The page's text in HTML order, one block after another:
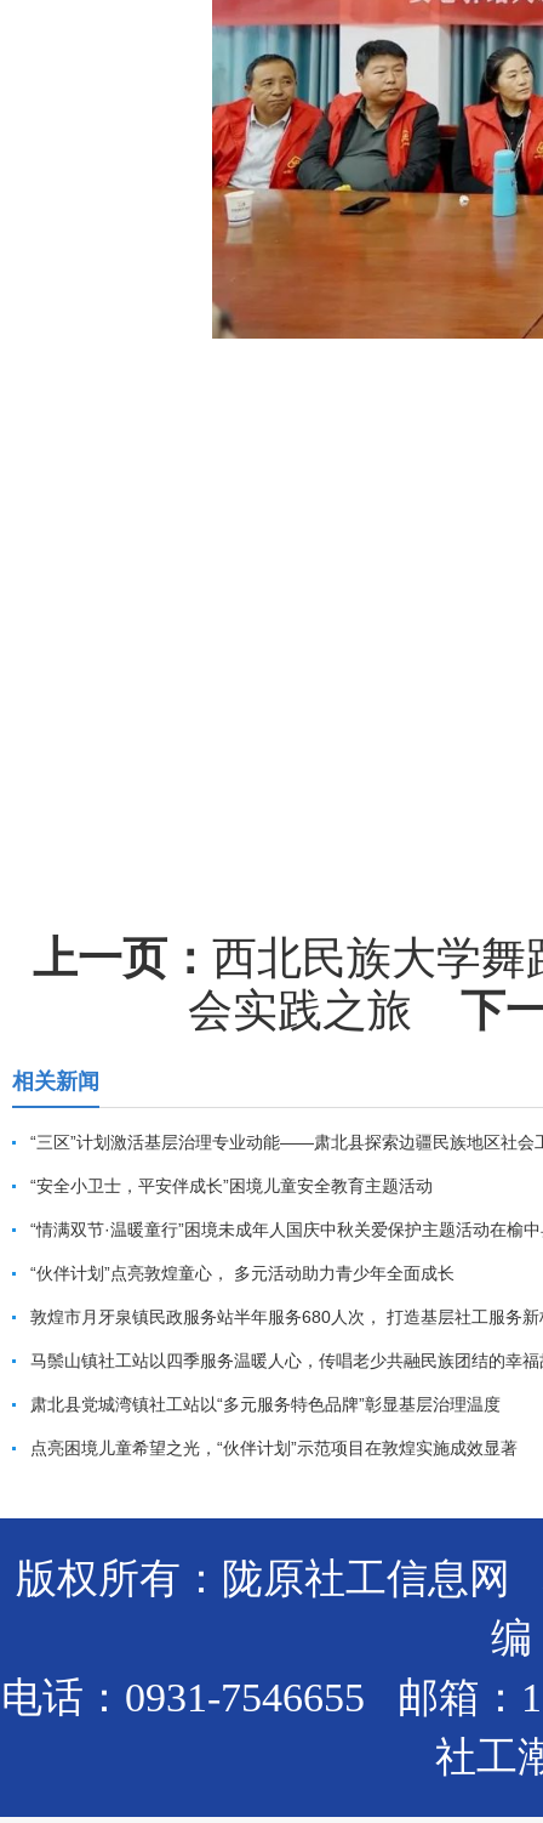
上一页： 西北民族大学舞
会实践之旅
下
相关新闻
“三区”计划激活基层治理专业动能——肃北县探索边疆民族地区社会
“安全小卫士，平安伴成长”困境儿童安全教育主题活动
“情满双节·温暖童行”困境未成年人国庆中秋关爱保护主题活动在榆
“伙伴计划”点亮敦煌童心， 多元活动助力青少年全面成长
敦煌市月牙泉镇民政服务站半年服务680人次， 打造基层社工服务新
马鬃山镇社工站以四季服务温暖人心，传唱老少共融民族团结的幸福
肃北县党城湾镇社工站以“多元服务特色品牌”彰显基层治理温度
点亮困境儿童希望之光，“伙伴计划”示范项目在敦煌实施成效显著
版权所有：陇原社工信息
编
电话：0931-7546655 邮箱：
社工